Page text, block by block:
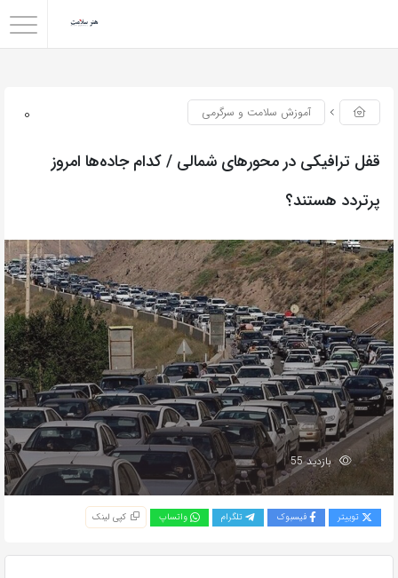
0 آموزش سلامت و سرگرمی
قفل ترافیکی در محور‌های شمالی / کدام جاده‌ها امروز
پرتردد هستند؟
بازدید 55
توییتر فیسبوک تلگرام واتساپ کپی لینک